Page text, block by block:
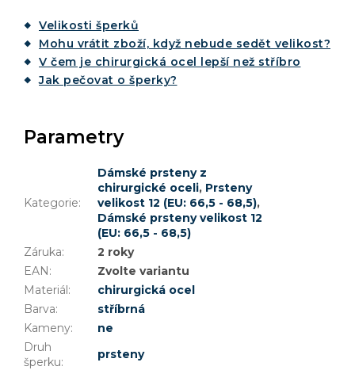
Velikosti šperků
Mohu vrátit zboží, když nebude sedět velikost?
V čem je chirurgická ocel lepší než stříbro
Jak pečovat o šperky?
Parametry
Kategorie:
Dámské prsteny z
chirurgické oceli, Prsteny
velikost 12 (EU: 66,5 - 68,5),
Dámské prsteny velikost 12
(EU: 66,5 - 68,5)
Záruka:
2 roky
EAN:
Zvolte variantu
Materiál:
chirurgická ocel
Barva:
stříbrná
Kameny:
ne
Druh
šperku:
prsteny